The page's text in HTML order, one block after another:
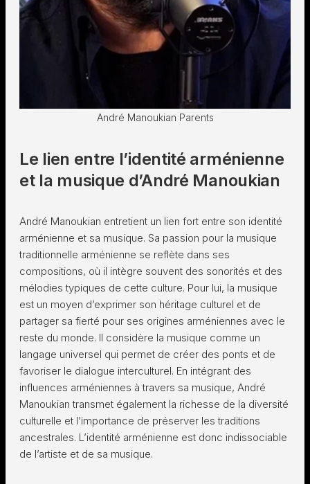
André Manoukian Parents
Le lien entre l’identité arménienne
et la musique d’André Manoukian
André Manoukian entretient un lien fort entre son identité
arménienne et sa musique. Sa passion pour la musique
traditionnelle arménienne se reflète dans ses
compositions, où il intègre souvent des sonorités et des
mélodies typiques de cette culture. Pour lui, la musique
est un moyen d’exprimer son héritage culturel et de
partager sa fierté pour ses origines arméniennes avec le
reste du monde. Il considère la musique comme un
langage universel qui permet de créer des ponts et de
favoriser le dialogue interculturel. En intégrant des
influences arméniennes à travers sa musique, André
Manoukian transmet également la richesse de la diversité
culturelle et l’importance de préserver les traditions
ancestrales. L’identité arménienne est donc indissociable
de l’artiste et de sa musique.